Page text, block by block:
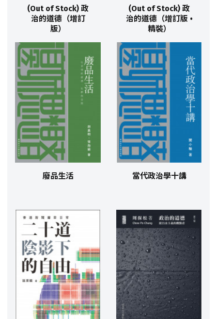
(Out of Stock) 政
治的道德（增訂
版）
(Out of Stock) 政
治的道德（增訂版 •
精裝）
廢品生活 當代政治學十講